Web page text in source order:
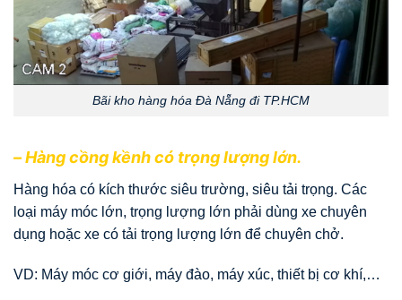
Bãi kho hàng hóa Đà Nẵng đi TP.HCM
– Hàng cồng kềnh có trọng lượng lớn.
Hàng hóa có kích thước siêu trường, siêu tải trọng. Các
loại máy móc lớn, trọng lượng lớn phải dùng xe chuyên
dụng hoặc xe có tải trọng lượng lớn để chuyên chở.
VD: Máy móc cơ giới, máy đào, máy xúc, thiết bị cơ khí,…